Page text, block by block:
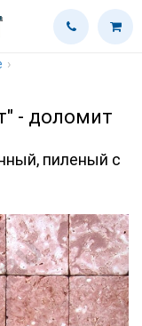
›
- доломит
пиленый с